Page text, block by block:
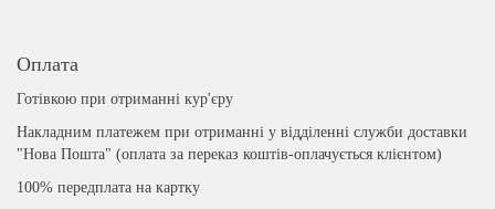
Оплата
Готівкою при отриманні кур'єру
Накладним платежем при отриманні у відділенні служби доставки
"Нова Пошта" (оплата за переказ коштів-оплачується клієнтом)
100% передплата на картку